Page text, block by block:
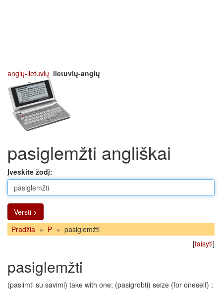
anglų-lietuvių lietuvių-anglų
pasiglemžti angliškai
Įveskite žodį:
Versti >
Pradžia » P » pasiglemžti
[taisyti]
pasiglemžti
(pasiimti su savimi) take with one; (pasigrobti) seize (for oneself) ;